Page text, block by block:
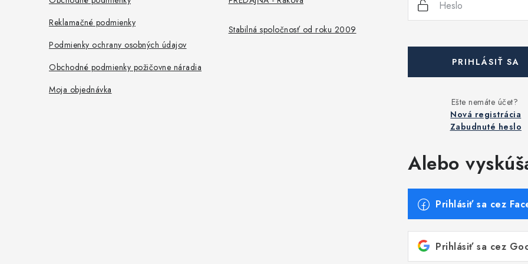
Reklamačné podmienky
Podmienky ochrany osobných údajov
Obchodné podmienky požičovne náradia
Moja objednávka
Stabilná spoločnosť od roku 2009
PRIHLÁSIŤ SA
Nová registrácia
Zabudnuté heslo
Alebo
Prihlásiť sa cez
Prihlásiť sa cez